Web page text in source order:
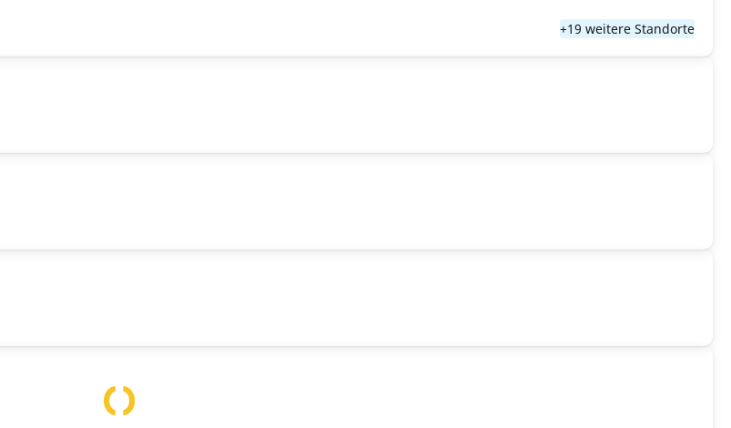
+19 weitere Standorte